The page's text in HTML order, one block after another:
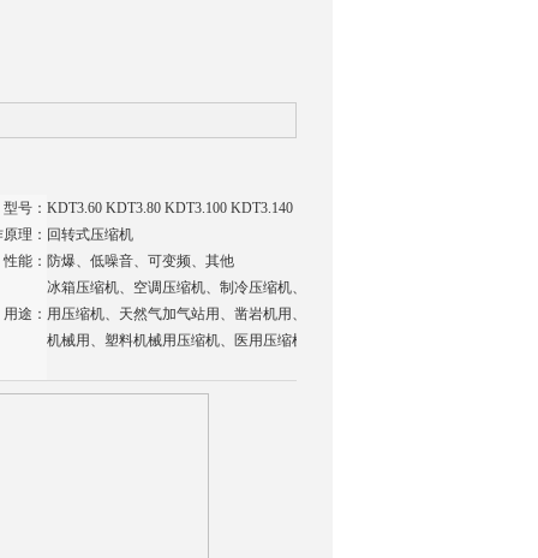
型号： KDT3.60 KDT3.80 KDT3.100 KDT3.140
理： 回转式压缩机
性能： 防爆、低噪音、可变频、其他
用途：
冰箱压缩机、空调压缩机、制冷压缩机、油田
用压缩机、天然气加气站用、凿岩机用、纺织
机械用、塑料机械用压缩机、医用压缩机